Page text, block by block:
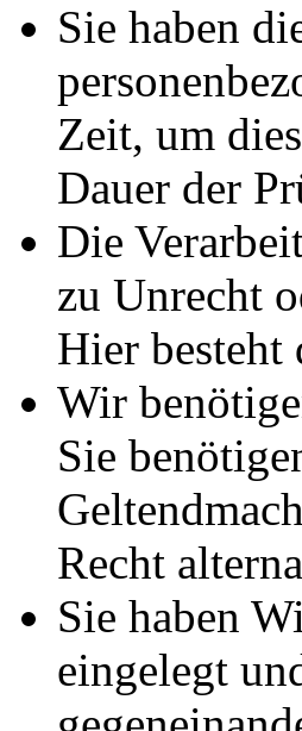
Sie haben
Zeit, um
Dauer der
Die
zu Unrecht
Hier besteht
Wir
Sie
Recht
Sie haben
eingelegt